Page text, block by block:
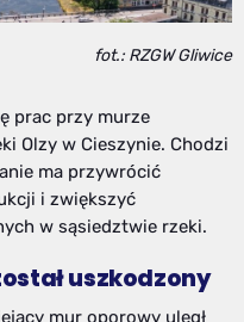
fot.: RZGW Gliwice
prac przy murze
Olzy w Cieszynie. Chodzi
ma przywrócić
i zwiększyć
w sąsiedztwie rzeki.
uszkodzony
mur oporowy uległ